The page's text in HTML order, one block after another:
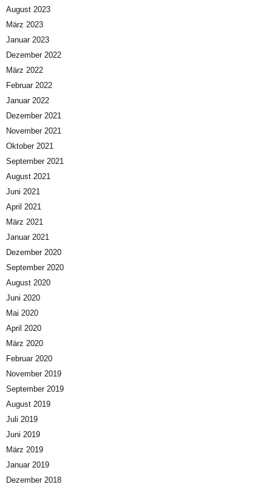
August 2023
März 2023
Januar 2023
Dezember 2022
März 2022
Februar 2022
Januar 2022
Dezember 2021
November 2021
Oktober 2021
September 2021
August 2021
Juni 2021
April 2021
März 2021
Januar 2021
Dezember 2020
September 2020
August 2020
Juni 2020
Mai 2020
April 2020
März 2020
Februar 2020
November 2019
September 2019
August 2019
Juli 2019
Juni 2019
März 2019
Januar 2019
Dezember 2018